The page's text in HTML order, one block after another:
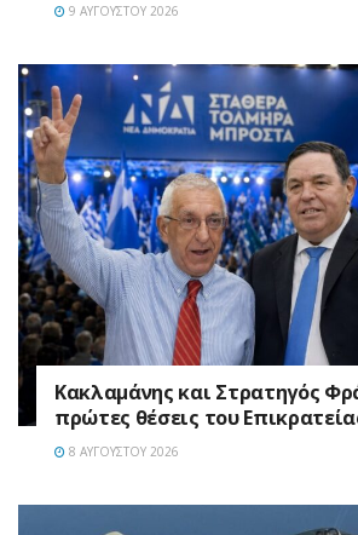
9 ΑΥΓΟΎΣΤΟΥ 2026
Κακλαμάνης και Στρατηγός
πρώτες θέσεις του
8 ΑΥΓΟΎΣΤΟΥ 2026